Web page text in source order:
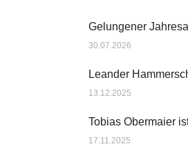
Gelungener
30.07.2026
Leander
13.12.2025
Tobias Obermaier
17.11.2025